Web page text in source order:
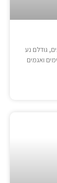
גודלם נע
ואגמים